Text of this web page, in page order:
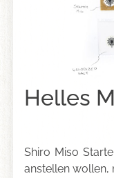
Helles
Shiro Miso
anstellen wollen,